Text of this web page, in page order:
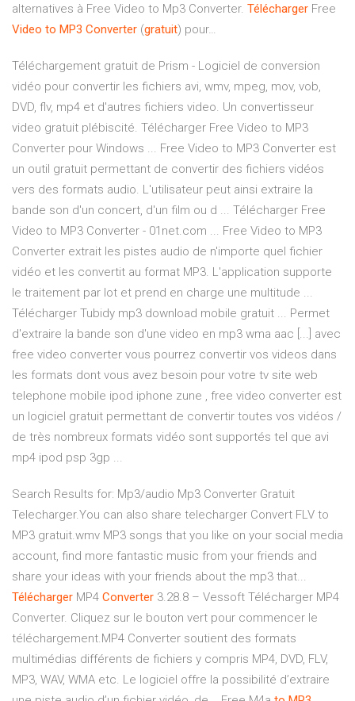
alternatives à Free Video to Mp3 Converter. Télécharger Free
Video to MP3 Converter (gratuit) pour…
Téléchargement gratuit de Prism - Logiciel de conversion
vidéo pour convertir les fichiers avi, wmv, mpeg, mov, vob,
DVD, flv, mp4 et d'autres fichiers video. Un convertisseur
video gratuit plébiscité. Télécharger Free Video to MP3
Converter pour Windows ... Free Video to MP3 Converter est
un outil gratuit permettant de convertir des fichiers vidéos
vers des formats audio. L'utilisateur peut ainsi extraire la
bande son d'un concert, d'un film ou d ... Télécharger Free
Video to MP3 Converter - 01net.com ... Free Video to MP3
Converter extrait les pistes audio de n'importe quel fichier
vidéo et les convertit au format MP3. L'application supporte
le traitement par lot et prend en charge une multitude ...
Télécharger Tubidy mp3 download mobile gratuit ... Permet
d'extraire la bande son d'une video en mp3 wma aac [...] avec
free video converter vous pourrez convertir vos videos dans
les formats dont vous avez besoin pour votre tv site web
telephone mobile ipod iphone zune , free video converter est
un logiciel gratuit permettant de convertir toutes vos vidéos /
de très nombreux formats vidéo sont supportés tel que avi
mp4 ipod psp 3gp ...
Search Results for: Mp3/audio Mp3 Converter Gratuit
Telecharger.You can also share telecharger Convert FLV to
MP3 gratuit.wmv MP3 songs that you like on your social media
account, find more fantastic music from your friends and
share your ideas with your friends about the mp3 that...
Télécharger MP4 Converter 3.28.8 – Vessoft Télécharger MP4
Converter. Cliquez sur le bouton vert pour commencer le
téléchargement.MP4 Converter soutient des formats
multimédias différents de fichiers y compris MP4, DVD, FLV,
MP3, WAV, WMA etc. Le logiciel offre la possibilité d’extraire